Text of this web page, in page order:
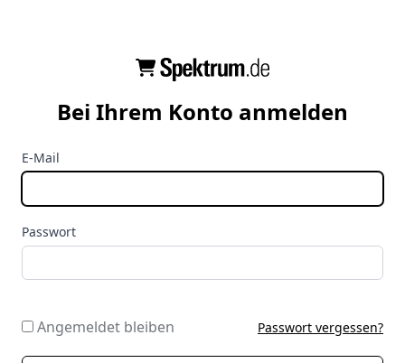
Bei Ihrem Konto anmelden
E-Mail
Passwort
Angemeldet bleiben Passwort vergessen?